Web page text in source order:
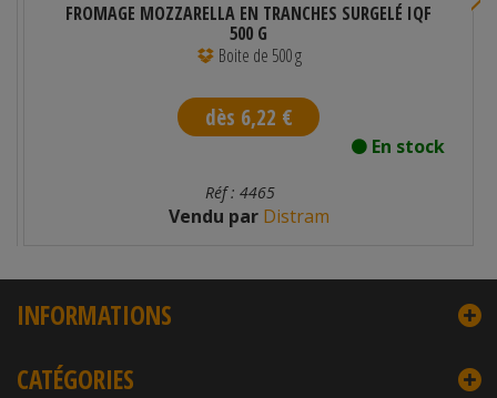
FROMAGE MOZZARELLA EN TRANCHES SURGELÉ IQF
500 G
Boite de 500 g
dès 6,22 €
En stock
Réf : 4465
Vendu parDistram
INFORMATIONS
CATÉGORIES